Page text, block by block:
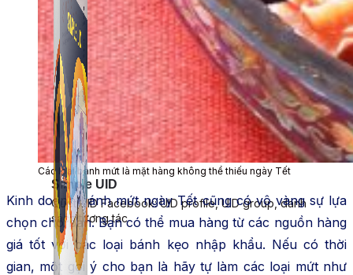
Simple UID
Quét UID Facebook: UID profile, UID group, danh
sách tương tác
Các loại bánh mứt là mặt hàng không thể thiếu ngày Tết
Kinh doanh bánh mứt ngày Tết cũng có vô vàng sự lựa
chọn cho bạn. Bạn có thể mua hàng từ các nguồn hàng
giá tốt với các loại bánh kẹo nhập khẩu. Nếu có thời
gian, một gợi ý cho bạn là hãy tự làm các loại mứt như